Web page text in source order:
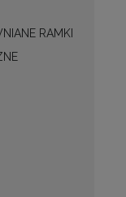
RAMKI